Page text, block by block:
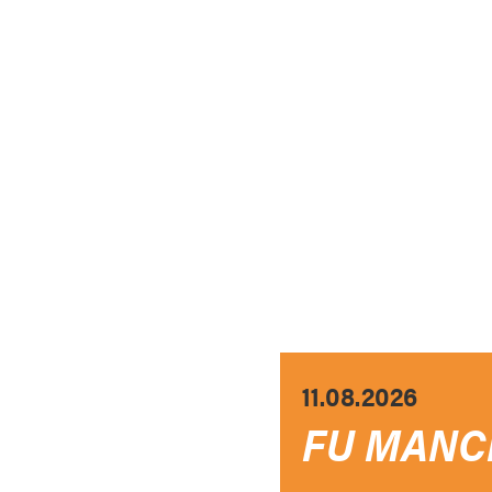
11.08.2026
FU